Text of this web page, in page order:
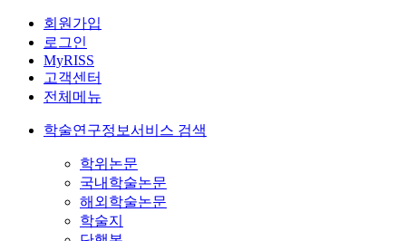
회원가입
로그인
MyRISS
고객센터
전체메뉴
학술연구정보서비스 검색
학위논문
국내학술논문
해외학술논문
학술지